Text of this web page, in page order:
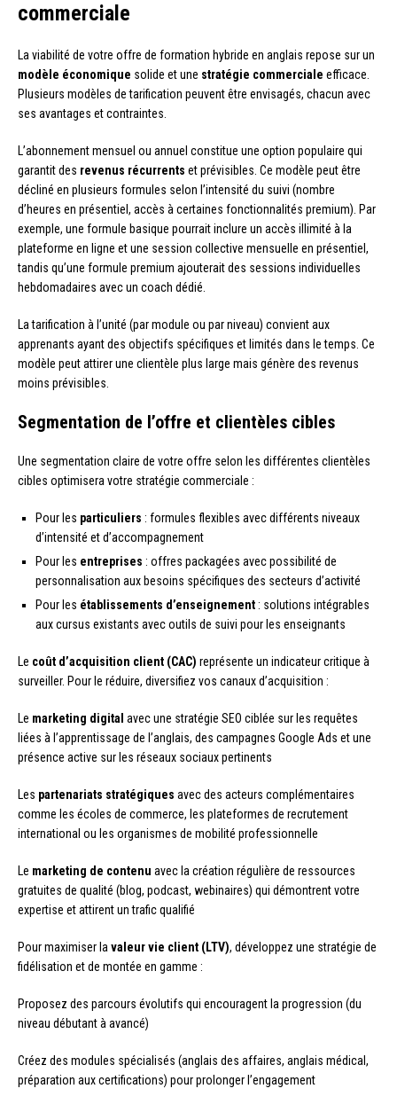
commerciale
La viabilité de votre offre de formation hybride en anglais repose sur un
modèle économique solide et une stratégie commerciale efficace.
Plusieurs modèles de tarification peuvent être envisagés, chacun avec
ses avantages et contraintes.
L’abonnement mensuel ou annuel constitue une option populaire qui
garantit des revenus récurrents et prévisibles. Ce modèle peut être
décliné en plusieurs formules selon l’intensité du suivi (nombre
d’heures en présentiel, accès à certaines fonctionnalités premium). Par
exemple, une formule basique pourrait inclure un accès illimité à la
plateforme en ligne et une session collective mensuelle en présentiel,
tandis qu’une formule premium ajouterait des sessions individuelles
hebdomadaires avec un coach dédié.
La tarification à l’unité (par module ou par niveau) convient aux
apprenants ayant des objectifs spécifiques et limités dans le temps. Ce
modèle peut attirer une clientèle plus large mais génère des revenus
moins prévisibles.
Segmentation de l’offre et clientèles cibles
Une segmentation claire de votre offre selon les différentes clientèles
cibles optimisera votre stratégie commerciale :
Pour les particuliers : formules flexibles avec différents niveaux
d’intensité et d’accompagnement
Pour les entreprises : offres packagées avec possibilité de
personnalisation aux besoins spécifiques des secteurs d’activité
Pour les établissements d’enseignement : solutions intégrables
aux cursus existants avec outils de suivi pour les enseignants
Le coût d’acquisition client (CAC) représente un indicateur critique à
surveiller. Pour le réduire, diversifiez vos canaux d’acquisition :
Le marketing digital avec une stratégie SEO ciblée sur les requêtes
liées à l’apprentissage de l’anglais, des campagnes Google Ads et une
présence active sur les réseaux sociaux pertinents
Les partenariats stratégiques avec des acteurs complémentaires
comme les écoles de commerce, les plateformes de recrutement
international ou les organismes de mobilité professionnelle
Le marketing de contenu avec la création régulière de ressources
gratuites de qualité (blog, podcast, webinaires) qui démontrent votre
expertise et attirent un trafic qualifié
Pour maximiser la valeur vie client (LTV), développez une stratégie de
fidélisation et de montée en gamme :
Proposez des parcours évolutifs qui encouragent la progression (du
niveau débutant à avancé)
Créez des modules spécialisés (anglais des affaires, anglais médical,
préparation aux certifications) pour prolonger l’engagement